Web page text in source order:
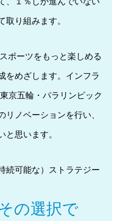
取り組みます。
ポーツをもっと楽しめる
をめざします。インフラ
京五輪・パラリンピック
ノベーションを行い、
と思います。
続可能な）ストラテジー
の選択で